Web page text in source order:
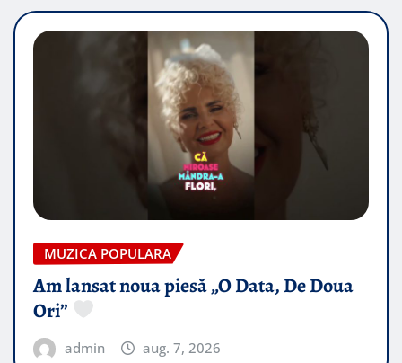
MUZICA POPULARA
Am lansat noua piesă „O Data, De Doua
Ori”
admin aug. 7, 2026